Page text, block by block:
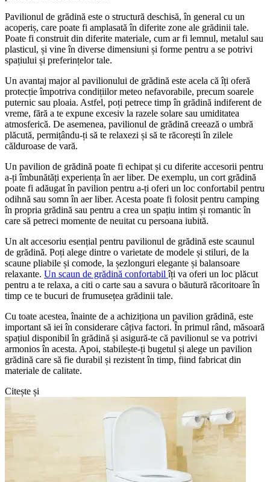
Pavilionul de grădină este o structură deschisă, în general cu un
acoperiș, care poate fi amplasată în diferite zone ale grădinii tale.
Poate fi construit din diferite materiale, cum ar fi lemnul, metalul sau
plasticul, și vine în diverse dimensiuni și forme pentru a se potrivi
spațiului și preferințelor tale.
Un avantaj major al pavilionului de grădină este acela că îți oferă
protecție împotriva condițiilor meteo nefavorabile, precum soarele
puternic sau ploaia. Astfel, poți petrece timp în grădină indiferent de
vreme, fără a te expune excesiv la razele solare sau umiditatea
atmosferică. De asemenea, pavilionul de grădină creează o umbră
plăcută, permițându-ți să te relaxezi și să te răcorești în zilele
călduroase de vară.
Un pavilion de grădină poate fi echipat și cu diferite accesorii pentru
a-ți îmbunătăți experiența în aer liber. De exemplu, un cort grădină
poate fi adăugat în pavilion pentru a-ți oferi un loc confortabil pentru
odihnă sau somn în aer liber. Acesta poate fi folosit pentru camping
în propria grădină sau pentru a crea un spațiu intim și romantic în
care să petreci momente de neuitat cu persoana iubită.
Un alt accesoriu esențial pentru pavilionul de grădină este scaunul
de grădină. Poți alege dintre o varietate de modele și stiluri, de la
scaune pliabile și comode, la șezlonguri elegante și balansoare
relaxante. Un scaun de grădină confortabilîți va oferi un loc plăcut
pentru a te relaxa, a citi o carte sau a savura o băutură răcoritoare în
timp ce te bucuri de frumusețea grădinii tale.
Cu toate acestea, înainte de a achiziționa un pavilion grădină, este
important să iei în considerare câțiva factori. În primul rând, măsoară
spațiul disponibil în grădină și asigură-te că pavilionul se va potrivi
armonios în acesta. Apoi, stabilește-ți bugetul și alege un pavilion
grădină care să fie durabil și rezistent în timp, fiind fabricat din
materiale de calitate.
Citește și